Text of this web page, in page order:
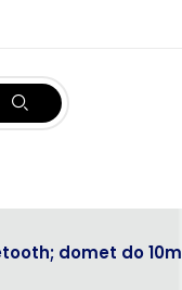
domet do 10m